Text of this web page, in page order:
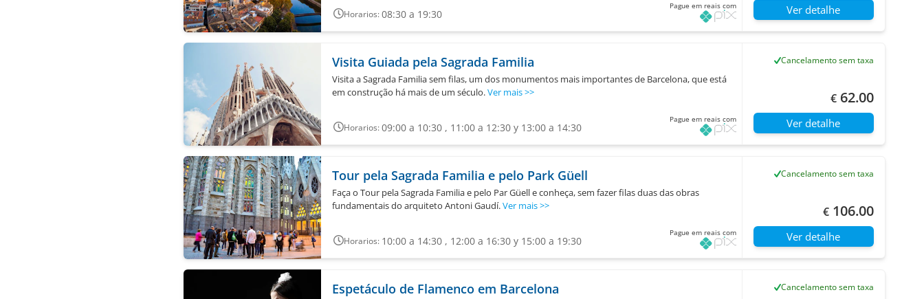
Pague em reais com
Horarios: 08:30 a 19:30 Ver detalhe
Pague em reais com
Visita Guiada pela Sagrada Familia
Visita a Sagrada Familia sem filas, um dos monumentos mais importantes de Barcelona, que está
em construção há mais de um século.Ver mais>>
Horarios: 09:00 a 10:30 , 11:00 a 12:30 y 13:00 a 14:30
Cancelamento sem taxa
€ 62.00
Ver detalhe
Pague em reais com
Tour pela Sagrada Familia e pelo Park Güell
Faça o Tour pela Sagrada Familia e pelo Par Güell e conheça, sem fazer filas duas das obras
fundamentais do arquiteto Antoni Gaudí.Ver mais>>
Horarios: 10:00 a 14:30 , 12:00 a 16:30 y 15:00 a 19:30
Cancelamento sem taxa
€ 106.00
Ver detalhe
Espetáculo de Flamenco em Barcelona Cancelamento sem taxa